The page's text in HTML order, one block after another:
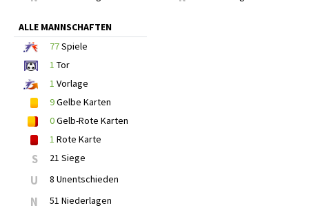
ALLE MANNSCHAFTEN
77Spiele
1 Tor
1 Vorlage
9Gelbe Karten
0Gelb-Rote Karten
1 Rote Karte
S 21 Siege
U 8 Unentschieden
N 51 Niederlagen